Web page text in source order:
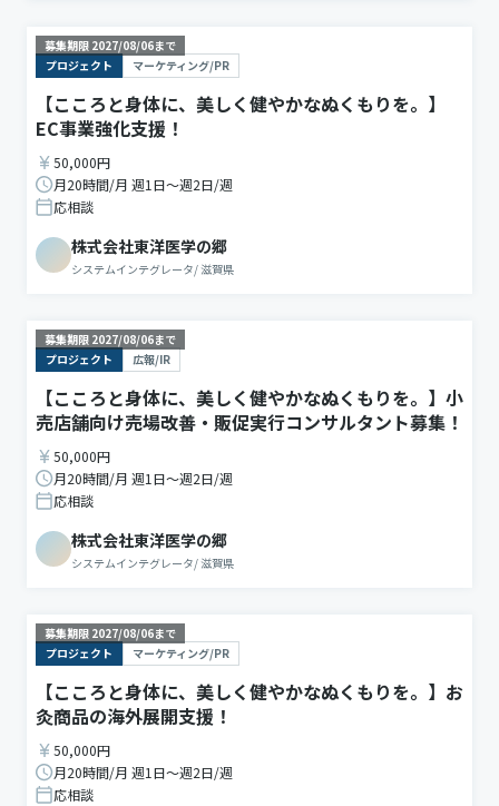
募集期限 2027/08/06まで
プロジェクト
マーケティング/PR
【こころと身体に、美しく健やかなぬくもりを。】
EC事業強化支援！
50,000円
月20時間/月 週1日〜週2日/週
応相談
株式会社東洋医学の郷
システムインテグレータ/滋賀県
募集期限 2027/08/06まで
プロジェクト
広報/IR
【こころと身体に、美しく健やかなぬくもりを。】小
売店舗向け売場改善・販促実行コンサルタント募集！
50,000円
月20時間/月 週1日〜週2日/週
応相談
株式会社東洋医学の郷
システムインテグレータ/滋賀県
募集期限 2027/08/06まで
プロジェクト
マーケティング/PR
【こころと身体に、美しく健やかなぬくもりを。】お
灸商品の海外展開支援！
50,000円
月20時間/月 週1日〜週2日/週
応相談